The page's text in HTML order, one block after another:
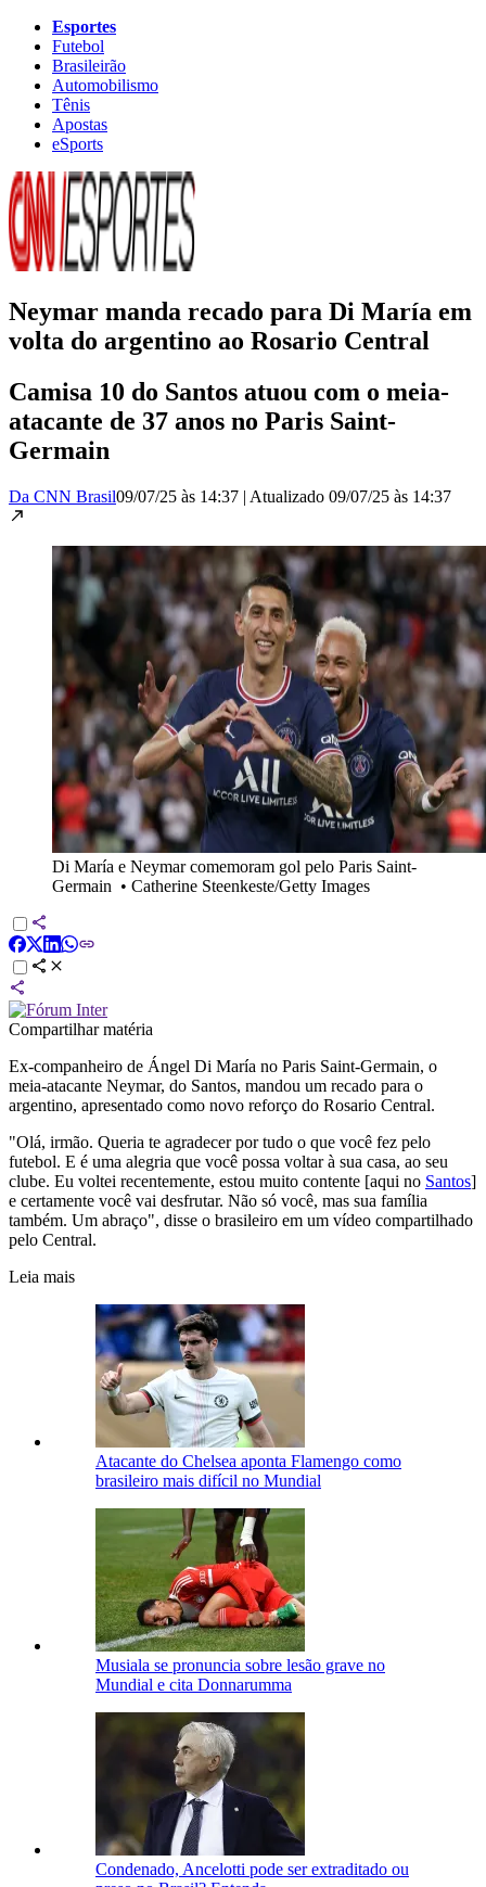
Esportes
Futebol
Brasileirão
Automobilismo
Tênis
Apostas
eSports
Neymar manda recado para Di María em
volta do argentino ao Rosario Central
Camisa 10 do Santos atuou com o meia-
atacante de 37 anos no Paris Saint-
Germain
Da CNN Brasil09/07/25 às 14:37 | Atualizado 09/07/25 às 14:37
Di María e Neymar comemoram gol pelo Paris Saint-
Germain • Catherine Steenkeste/Getty Images
Compartilhar matéria
Ex-companheiro de Ángel Di María no Paris Saint-Germain, o
meia-atacante Neymar, do Santos, mandou um recado para o
argentino, apresentado como novo reforço do Rosario Central.
"Olá, irmão. Queria te agradecer por tudo o que você fez pelo
futebol. E é uma alegria que você possa voltar à sua casa, ao seu
clube. Eu voltei recentemente, estou muito contente [aqui no Santos]
e certamente você vai desfrutar. Não só você, mas sua família
também. Um abraço", disse o brasileiro em um vídeo compartilhado
pelo Central.
Leia mais
Atacante do Chelsea aponta Flamengo como
brasileiro mais difícil no Mundial
Musiala se pronuncia sobre lesão grave no
Mundial e cita Donnarumma
Condenado, Ancelotti pode ser extraditado ou